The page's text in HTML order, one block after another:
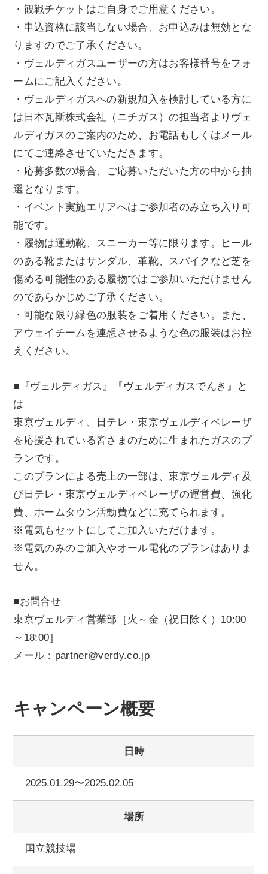
・観戦チケットはご自身でご用意ください。
・申込資格に該当しない場合、お申込みは無効とな
りますのでご了承ください。
・ヴェルディガスユーザーの方はお客様番号をフォ
ームにご記入ください。
・ヴェルディガスへの新規加入を検討している方に
は日本瓦斯株式会社（ニチガス）の担当者よりヴェ
ルディガスのご案内のため、お電話もしくはメール
にてご連絡させていただきます。
・応募多数の場合、ご応募いただいた方の中から抽
選となります。
・イベント実施エリアへはご参加者のみ立ち入り可
能です。
・履物は運動靴、スニーカー等に限ります。ヒール
のある靴またはサンダル、革靴、スパイクなど芝を
傷める可能性のある履物ではご参加いただけません
のであらかじめご了承ください。
・可能な限り緑色の服装をご着用ください。また、
アウェイチームを連想させるような色の服装はお控
えください。
■『ヴェルディガス』『ヴェルディガスでんき』と
は
東京ヴェルディ、日テレ・東京ヴェルディベレーザ
を応援されている皆さまのために生まれたガスのプ
ランです。
このプランによる売上の一部は、東京ヴェルディ及
び日テレ・東京ヴェルディベレーザの運営費、強化
費、ホームタウン活動費などに充てられます。
※電気もセットにしてご加入いただけます。
※電気のみのご加入やオール電化のプランはありま
せん。
■お問合せ
東京ヴェルディ営業部［火～金（祝日除く）10:00
～18:00］
メール：partner@verdy.co.jp
キャンペーン概要
日時
2025.01.29〜2025.02.05
場所
国立競技場